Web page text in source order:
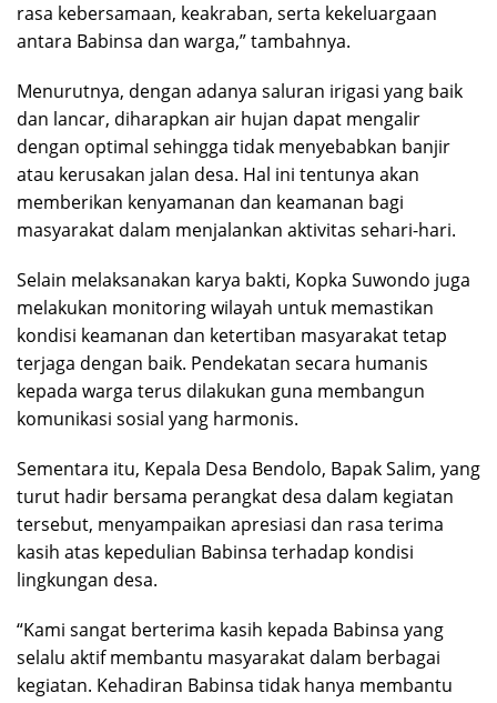
rasa kebersamaan, keakraban, serta kekeluargaan
antara Babinsa dan warga,” tambahnya.
Menurutnya, dengan adanya saluran irigasi yang baik
dan lancar, diharapkan air hujan dapat mengalir
dengan optimal sehingga tidak menyebabkan banjir
atau kerusakan jalan desa. Hal ini tentunya akan
memberikan kenyamanan dan keamanan bagi
masyarakat dalam menjalankan aktivitas sehari-hari.
Selain melaksanakan karya bakti, Kopka Suwondo juga
melakukan monitoring wilayah untuk memastikan
kondisi keamanan dan ketertiban masyarakat tetap
terjaga dengan baik. Pendekatan secara humanis
kepada warga terus dilakukan guna membangun
komunikasi sosial yang harmonis.
Sementara itu, Kepala Desa Bendolo, Bapak Salim, yang
turut hadir bersama perangkat desa dalam kegiatan
tersebut, menyampaikan apresiasi dan rasa terima
kasih atas kepedulian Babinsa terhadap kondisi
lingkungan desa.
“Kami sangat berterima kasih kepada Babinsa yang
selalu aktif membantu masyarakat dalam berbagai
kegiatan. Kehadiran Babinsa tidak hanya membantu